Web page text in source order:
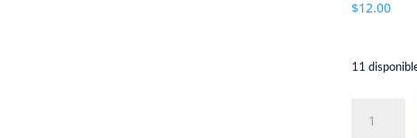
$12.00
11
USB